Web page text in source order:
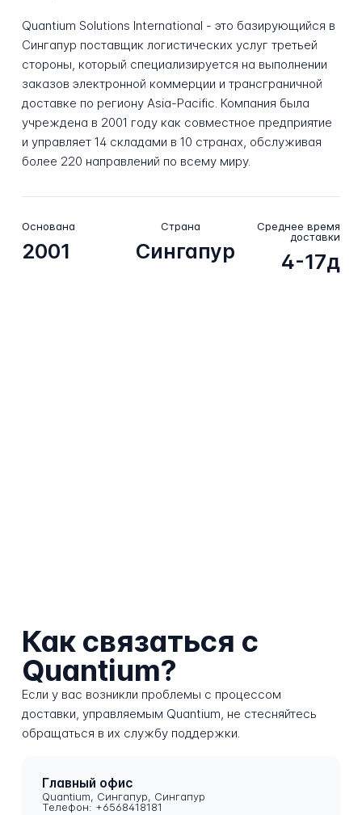
Quantium Solutions International - это базирующийся в
Сингапур поставщик логистических услуг третьей
стороны, который специализируется на выполнении
заказов электронной коммерции и трансграничной
доставке по региону Asia-Pacific. Компания была
учреждена в 2001 году как совместное предприятие
и управляет 14 складами в 10 странах, обслуживая
более 220 направлений по всему миру.
Основана
2001
Страна
Сингапур
Среднее время
доставки
4-17д
Как связаться с
Quantium?
Если у вас возникли проблемы с процессом
доставки, управляемым Quantium, не стесняйтесь
обращаться в их службу поддержки.
Главный офис
Quantium, Сингапур, Сингапур
Телефон: +6568418181